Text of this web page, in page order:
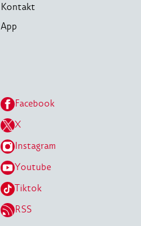
Kontakt
App
Facebook
X
Instagram
Youtube
Tiktok
RSS